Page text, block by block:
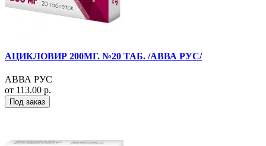
АЦИКЛОВИР 200МГ. №20 ТАБ. /АВВА РУС/
АВВА РУС
от 113.00 р.
Под заказ